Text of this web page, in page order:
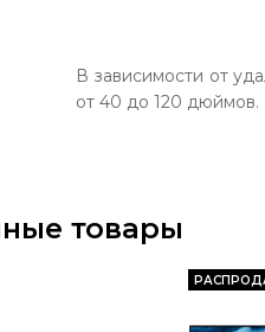
В зависимости от
от 40 до 120 дюймов.
товары